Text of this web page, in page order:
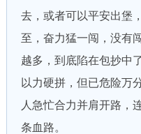
去，或者可以平安出堡
至，奋力猛一闯，没有
越多，到底陷在包抄中
以力硬拼，但已危险万
人急忙合力并肩开路，
条血路。